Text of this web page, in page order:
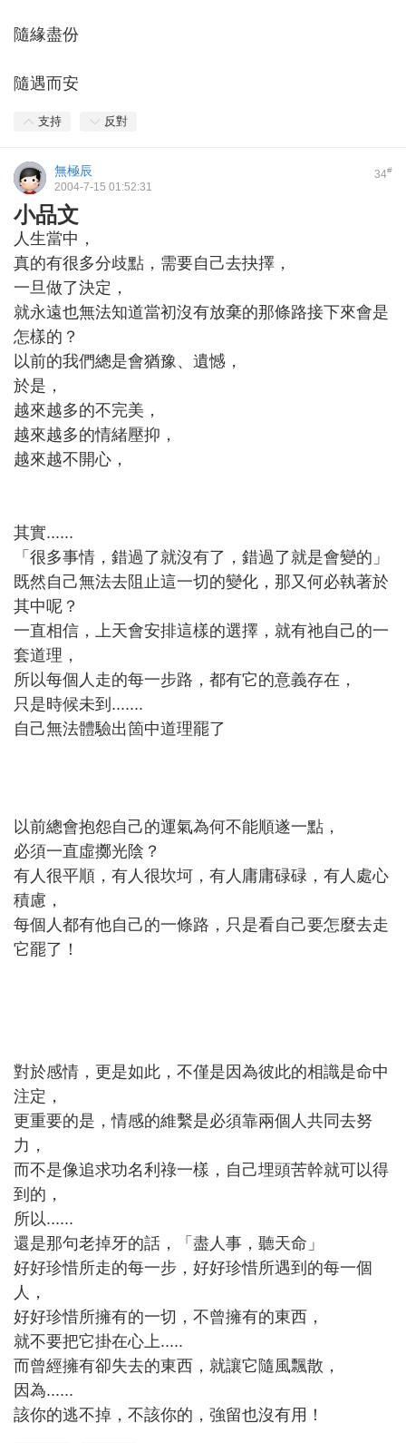
隨緣盡份
隨遇而安
支持 反對
34#
無極辰
2004-7-15 01:52:31
小品文
人生當中，
真的有很多分歧點，需要自己去抉擇，
一旦做了決定，
就永遠也無法知道當初沒有放棄的那條路接下來會是
怎樣的？
以前的我們總是會猶豫、遺憾，
於是，
越來越多的不完美，
越來越多的情緒壓抑，
越來越不開心，
其實......
「很多事情，錯過了就沒有了，錯過了就是會變的」
既然自己無法去阻止這一切的變化，那又何必執著於
其中呢？
一直相信，上天會安排這樣的選擇，就有祂自己的一
套道理，
所以每個人走的每一步路，都有它的意義存在，
只是時候未到.......
自己無法體驗出箇中道理罷了
以前總會抱怨自己的運氣為何不能順遂一點，
必須一直虛擲光陰？
有人很平順，有人很坎坷，有人庸庸碌碌，有人處心
積慮，
每個人都有他自己的一條路，只是看自己要怎麼去走
它罷了！
對於感情，更是如此，不僅是因為彼此的相識是命中
注定，
更重要的是，情感的維繫是必須靠兩個人共同去努
力，
而不是像追求功名利祿一樣，自己埋頭苦幹就可以得
到的，
所以......
還是那句老掉牙的話，「盡人事，聽天命」
好好珍惜所走的每一步，好好珍惜所遇到的每一個
人，
好好珍惜所擁有的一切，不曾擁有的東西，
就不要把它掛在心上.....
而曾經擁有卻失去的東西，就讓它隨風飄散，
因為......
該你的逃不掉，不該你的，強留也沒有用！